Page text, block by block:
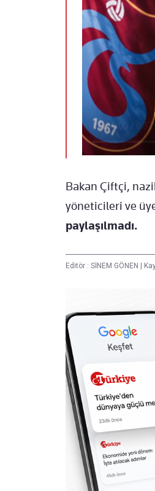
Bakan Çiftçi,
yöneticileri ve
paylaşılmadı.
Editör : SİNEM GÖNEN